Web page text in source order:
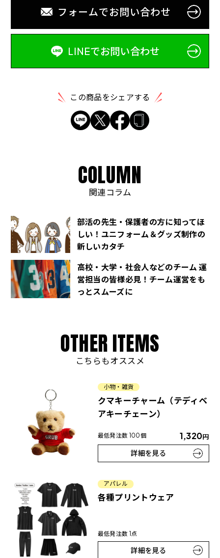
フォームでお問い合わせ
LINEでお問い合わせ
この商品をシェアする
COLUMN
関連コラム
部活の先生・保護者の方に知ってほ
しい！ユニフォーム＆グッズ制作の
新しいカタチ
高校・大学・社会人などのチーム 運
営担当の皆様必見！チーム運営をも
っとスムーズに
OTHERITEMS
こちらもオススメ
小物・雑貨
クマキーチャーム（テディベ
アキーチェーン）
最低発注数 100個 1,320円
詳細を見る
アパレル
各種プリントウェア
最低発注数 1点
詳細を見る